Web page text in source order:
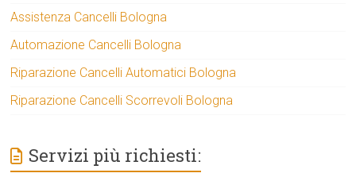
Assistenza Cancelli Bologna
Automazione Cancelli Bologna
Riparazione Cancelli Automatici Bologna
Riparazione Cancelli Scorrevoli Bologna
Servizi più richiesti: